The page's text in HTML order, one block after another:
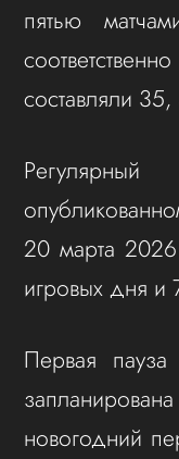
пятью
составляли
20 марта
игровых дня и
Первая
новогодний